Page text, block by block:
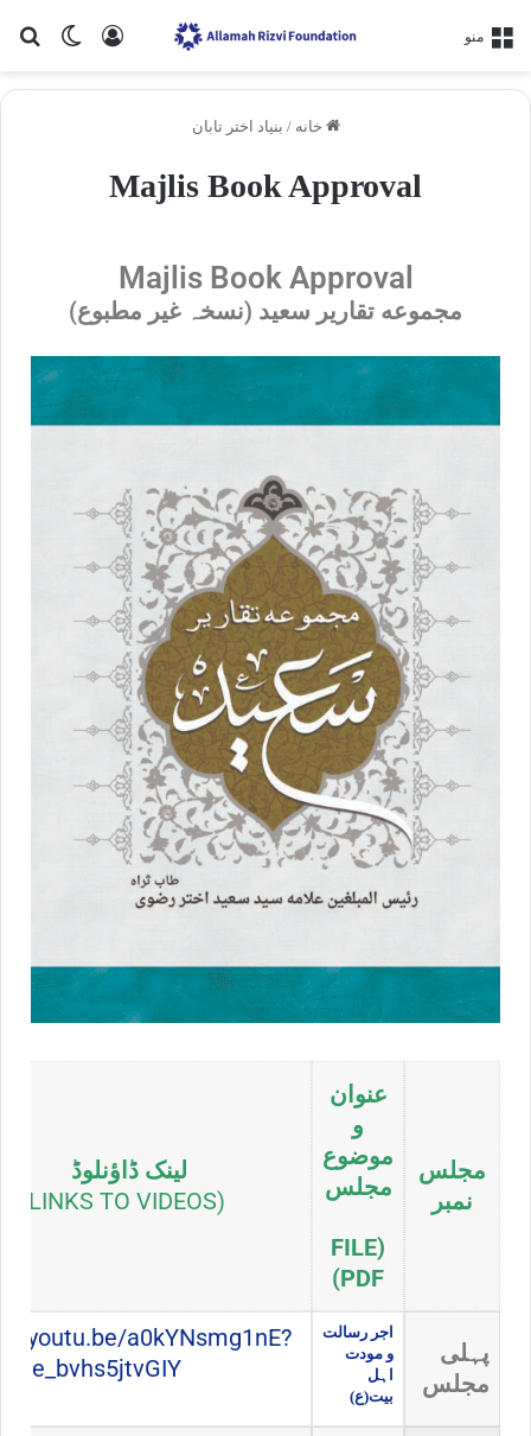
منو
خانه / بنیاد اختر تابان
Majlis Book Approval
Majlis Book Approval
مجموعه تقاریر سعید (نسخہ غیر مطبوع)
مجلس
نمبر
عنوان
و
موضوع
مجلس
(FILE
PDF)
لینک ڈاؤنلوڈ
(LINKS TO VIDEOS)
پہلی
مجلس
اجر رسالت
و مودت
اہل
بیت(ع)
youtu.be/a0kYNsmg1nE?